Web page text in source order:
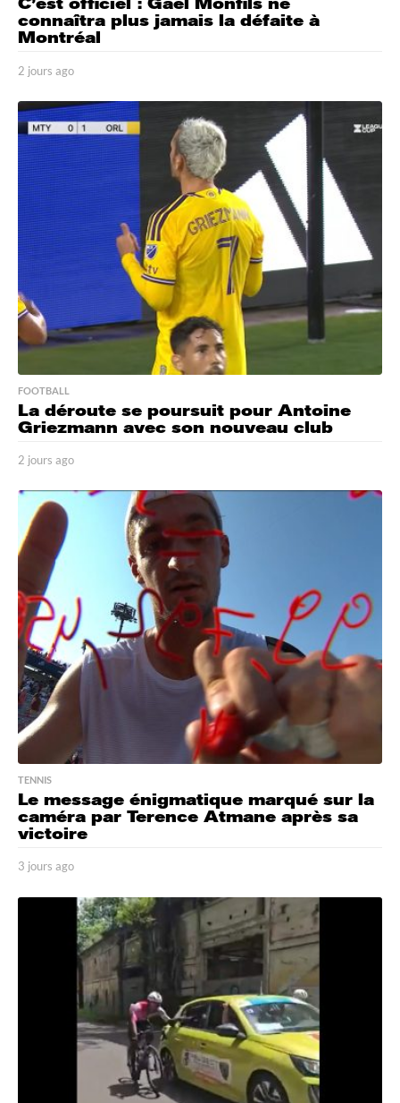
connaîtra plus jamais la défaite à
Montréal
2 jours ago
o
u
r
a
g
o
FOOTBALL
La déroute se poursuit pour Antoine
Griezmann avec son nouveau club
2 jours ago
o
o
TENNIS
Le message énigmatique marqué sur la
caméra par Terence Atmane après sa
victoire
3 jours ago
o
u
r
s
a
o